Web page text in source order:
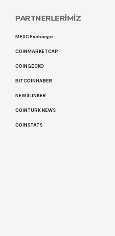
PARTNERLERİMİZ
MEXC Exchange
COINMARKETCAP
COINGECKO
BITCOINHABER
NEWSLINKER
COINTURK NEWS
COINSTATS